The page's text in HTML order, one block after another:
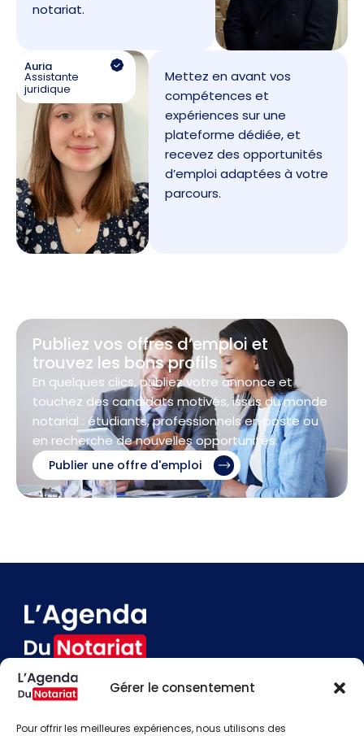
Gérer le consentement
Pour offrir les meilleures expériences, nous utilisons des
notariat.
Auria
Assistante
juridique
Mettez en avant vos
compétences et
expériences sur une
plateforme dédiée, et
recevez des opportunités
d’emploi adaptées à votre
parcours.
Publiez vos offres d’emploi et
trouvez les bons profils
En quelques clics, publiez votre annonce et
touchez des candidats motivés, issus du monde
notarial : étudiants, professionnels en poste ou
en recherche de nouvelles opportunités.
Publier une offre d'emploi
Contact